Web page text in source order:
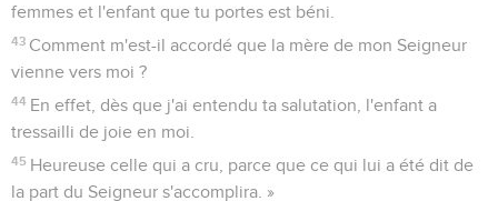
femmes et l'enfant que tu portes est béni.
43 Comment m'est-il accordé que la mère de mon Seigneur
vienne vers moi ?
44 En effet, dès que j'ai entendu ta salutation, l'enfant a
tressailli de joie en moi.
45 Heureuse celle qui a cru, parce que ce qui lui a été dit de
la part du Seigneur s'accomplira. »